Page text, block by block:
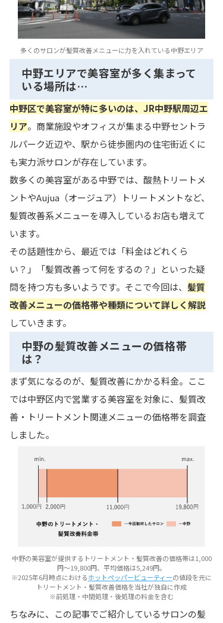
多くのサロンが髪質改善メニューに力を入れている中野エリア
中野エリアで美容室が多く集まって
いる場所は…
中野区で美容室が特に多いのは、JR中野駅周辺エ
リア。商業施設やオフィスが集まる中野セントラ
ルパーク近辺や、駅から徒歩圏内の住宅街近くに
も実力派サロンが存在しています。
数多くの美容室がある中野では、酸熱トリートメ
ントやAujua（オージュア）トリートメントなど、
髪質改善系メニューを導入しているお店も増えて
います。
その話題性から、最近では「料金はどれくら
い？」「髪質改善って何をするの？」といった疑
問を持つ方も多いようです。そこで今回は、 髪質
改善メニューの価格帯や種類について詳しく解説
していきます。
中野の髪質改善メニューの価格帯
は？
まず気になるのが、髪質改善にかかる料金。ここ
では中野区内で営業する美容室を対象に、髪質改
善・トリートメント関連メニューの価格帯を調査
しました。
中野の美容室が提供するトリートメント・髪質改善の価格帯は1,000
円〜19,800円、平均価格は5,249円。
※2025年6月時点におけるホットペッパービューティーの値段を元に
トリートメント・髪質改善価格を当社が独自に作成
※前処理・中間処理・後処理の料金を含む
ちなみに、この記事でご紹介しているサロンの髪